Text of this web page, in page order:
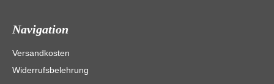
Navigation
Versandkosten
Widerrufsbelehrung